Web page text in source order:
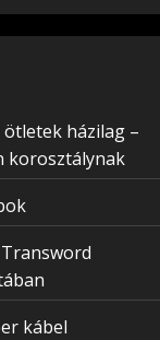
házilag –
korosztálynak
kábel